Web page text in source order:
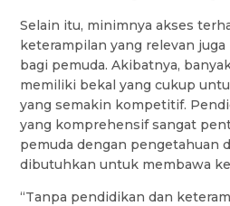
Selain itu, minimnya akses
keterampilan yang relevan
bagi pemuda. Akibatnya,
memiliki bekal yang cukup
yang semakin kompetitif.
yang komprehensif sangat
pemuda dengan pengetahuan
dibutuhkan untuk membawa
“Tanpa pendidikan dan